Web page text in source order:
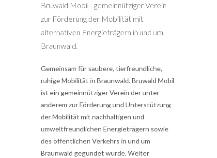
Bruwald Mobil - gemeinnütziger Verein
zur Förderung der Mobilität mit
alternativen Energieträgern in und um
Braunwald.
Gemeinsam für saubere, tierfreundliche,
ruhige Mobilität in Braunwald. Bruwald Mobil
ist ein gemeinnütziger Verein der unter
anderem zur Förderung und Unterstützung
der Mobilität mit nachhaltigen und
umweltfreundlichen Energieträgern sowie
des öffentlichen Verkehrs in und um
Braunwald gegündet wurde. Weiter